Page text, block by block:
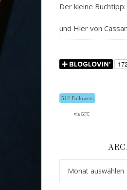
Der kleine
und Hier von
512 Followers
via GFC